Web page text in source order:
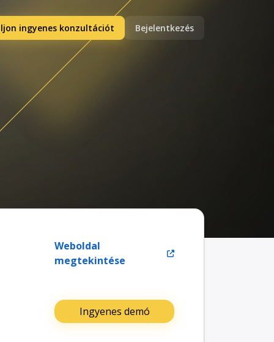
ingyenes konzultációt Bejelentkezés
Weboldal
megtekintése
Ingyenes demó